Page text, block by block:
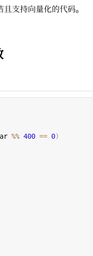
支持向量化的代码。
%% 400 == 0)